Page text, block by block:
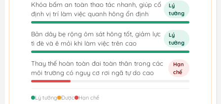
Khóa bấm an toàn thao tác nhanh, giúp cố
định vị trí làm việc quanh hông ổn định
Lý
tưởng
Bản dây bẹ rộng ôm sát hông tốt, giảm lực
tì đè và ê mỏi khi làm việc trên cao
Lý
tưởng
Thay thế hoàn toàn đai toàn thân trong các
môi trường có nguy cơ rơi ngã tự do cao
Hạn
chế
Lý tưởng Được
Hạn chế